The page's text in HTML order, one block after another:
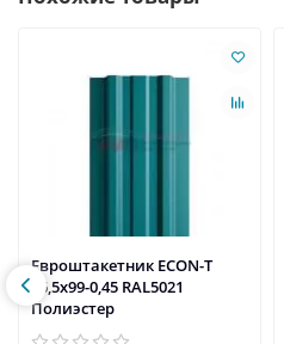
Евроштакетник ECON-T
16,5х99-0,45 RAL5021
Полиэстер